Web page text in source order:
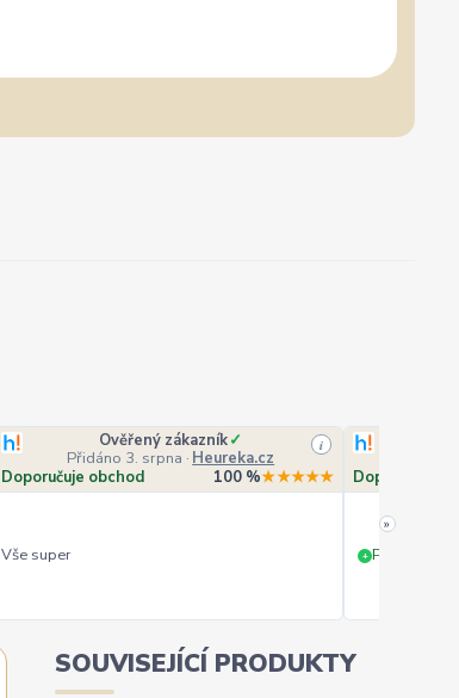
Ověřený zákazník✓
Přidáno 3. srpna · Heureka.cz
i
Doporučuje obchod 100 %★★★★★
Vše super
Doporučuje
+ PERFEKTNÍ
»
SOUVISEJÍCÍ PRODUKTY